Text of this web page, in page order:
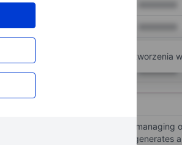
XXXXXXX
do większej ilości narzędzi do tworzenia
on owning, leasing, and managing
to a hospital's operations. It generates